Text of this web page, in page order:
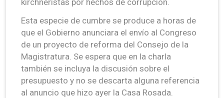
Esta especie de cumbre se produce a horas de
que el Gobierno anunciara el envío al Congreso
de un proyecto de reforma del Consejo de la
Magistratura. Se espera que en la charla
también se incluya la discusión sobre el
presupuesto y no se descarta alguna referencia
al anuncio que hizo ayer la Casa Rosada.